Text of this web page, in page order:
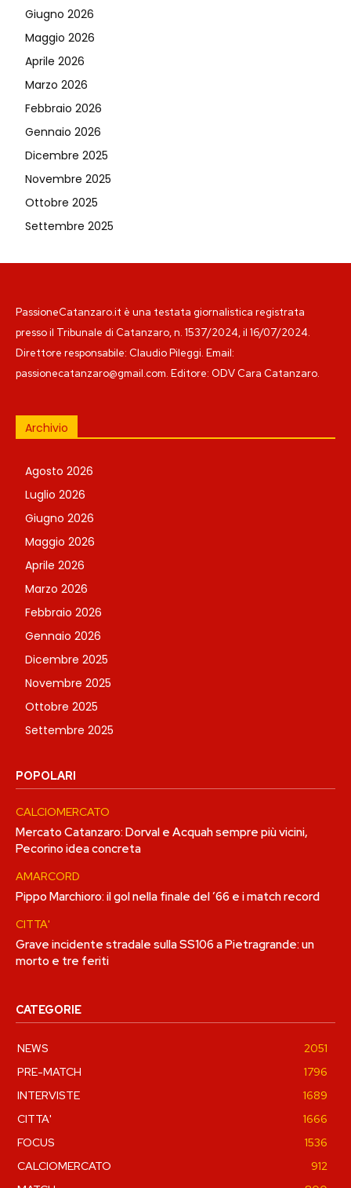
Giugno 2026
Maggio 2026
Aprile 2026
Marzo 2026
Febbraio 2026
Gennaio 2026
Dicembre 2025
Novembre 2025
Ottobre 2025
Settembre 2025
PassioneCatanzaro.it è una testata giornalistica registrata
presso il Tribunale di Catanzaro, n. 1537/2024, il 16/07/2024.
Direttore responsabile: Claudio Pileggi. Email:
passionecatanzaro@gmail.com. Editore: ODV Cara Catanzaro.
Archivio
Agosto 2026
Luglio 2026
Giugno 2026
Maggio 2026
Aprile 2026
Marzo 2026
Febbraio 2026
Gennaio 2026
Dicembre 2025
Novembre 2025
Ottobre 2025
Settembre 2025
POPOLARI
CALCIOMERCATO
Mercato Catanzaro: Dorval e Acquah sempre più vicini,
Pecorino idea concreta
AMARCORD
Pippo Marchioro: il gol nella finale del ’66 e i match record
CITTA'
Grave incidente stradale sulla SS106 a Pietragrande: un
morto e tre feriti
CATEGORIE
NEWS
2051
PRE-MATCH
1796
INTERVISTE
1689
CITTA'
1666
FOCUS
1536
CALCIOMERCATO
912